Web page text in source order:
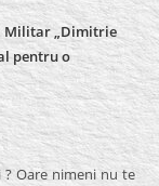
Militar „Dimitrie
pentru o
Oare nimeni nu te